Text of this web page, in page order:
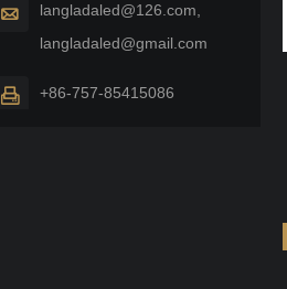

langladaled@126.com,
langladaled@gmail.com
 +86-757-85415086